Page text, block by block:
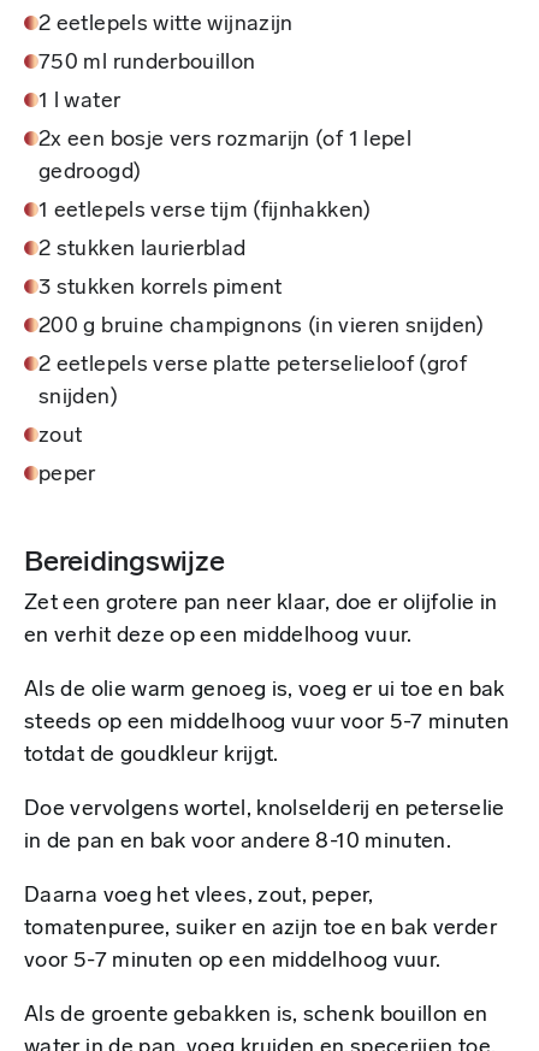
2 eetlepels witte wijnazijn
750 ml runderbouillon
1 l water
2x een bosje vers rozmarijn (of 1 lepel
gedroogd)
1 eetlepels verse tijm (fijnhakken)
2 stukken laurierblad
3 stukken korrels piment
200 g bruine champignons (in vieren snijden)
2 eetlepels verse platte peterselieloof (grof
snijden)
zout
peper
Bereidingswijze
Zet een grotere pan neer klaar, doe er olijfolie in
en verhit deze op een middelhoog vuur.
Als de olie warm genoeg is, voeg er ui toe en bak
steeds op een middelhoog vuur voor 5-7 minuten
totdat de goudkleur krijgt.
Doe vervolgens wortel, knolselderij en peterselie
in de pan en bak voor andere 8-10 minuten.
Daarna voeg het vlees, zout, peper,
tomatenpuree, suiker en azijn toe en bak verder
voor 5-7 minuten op een middelhoog vuur.
Als de groente gebakken is, schenk bouillon en